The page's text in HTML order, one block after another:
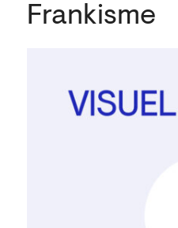
Frankisme